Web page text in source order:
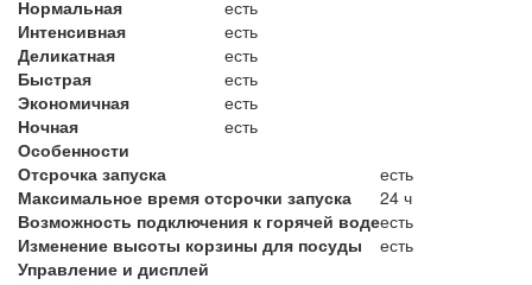
Нормальная
есть
Интенсивная
есть
Деликатная
есть
Быстрая
есть
Экономичная
есть
Ночная
есть
Особенности
Отсрочка запуска
есть
Максимальное время отсрочки запуска
24 ч
Возможность подключения к горячей водеесть
Изменение высоты корзины для посуды
есть
Управление и дисплей